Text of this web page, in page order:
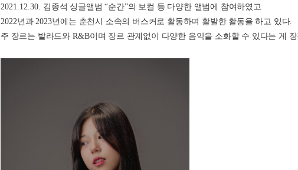
2021.12.30. 김종석 싱글앨범 “순간”의 보컬 등 다양한 앨범에 참여하였고
2022년과 2023년에는 춘천시 소속의 버스커로 활동하며 활발한 활동을 하고 있다.
주 장르는 발라드와 R&B이며 장르 관계없이 다양한 음악을 소화할 수 있다는 게